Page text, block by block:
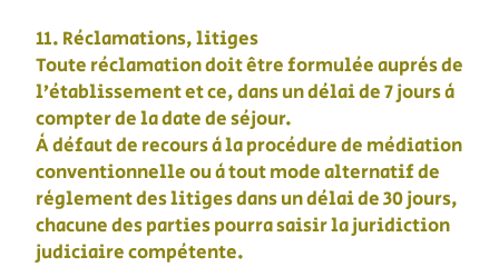
11. Réclamations, litiges
Toute réclamation doit être formulée auprès de
l’établissement et ce, dans un délai de 7 jours à
compter de la date de séjour.
À défaut de recours à la procédure de médiation
conventionnelle ou à tout mode alternatif de
règlement des litiges dans un délai de 30 jours,
chacune des parties pourra saisir la juridiction
judiciaire compétente.